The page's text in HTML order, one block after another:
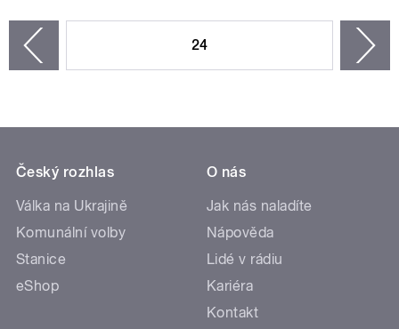
24
Český rozhlas
Válka na Ukrajině
Komunální volby
Stanice
eShop
O nás
Jak nás naladíte
Nápověda
Lidé v rádiu
Kariéra
Kontakt